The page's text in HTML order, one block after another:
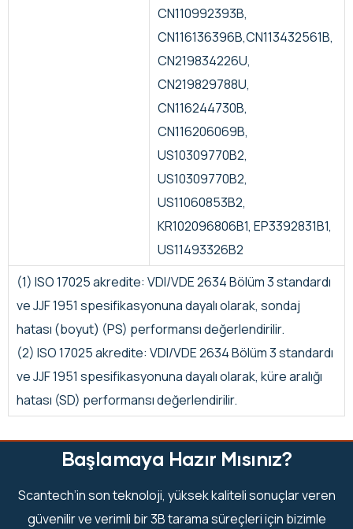
CN110992393B,
CN116136396B,CN113432561B,
CN219834226U,
CN219829788U,
CN116244730B,
CN116206069B,
US10309770B2,
US10309770B2,
US11060853B2,
KR102096806B1, EP3392831B1,
US11493326B2
(1) ISO 17025 akredite: VDI/VDE 2634 Bölüm 3 standardı
ve JJF 1951 spesifikasyonuna dayalı olarak, sondaj
hatası (boyut) (PS) performansı değerlendirilir.
(2) ISO 17025 akredite: VDI/VDE 2634 Bölüm 3 standardı
ve JJF 1951 spesifikasyonuna dayalı olarak, küre aralığı
hatası (SD) performansı değerlendirilir.
Başlamaya Hazır Mısınız?
Scantech’in son teknoloji, yüksek kaliteli sonuçlar veren
güvenilir ve verimli bir 3B tarama süreçleri için bizimle